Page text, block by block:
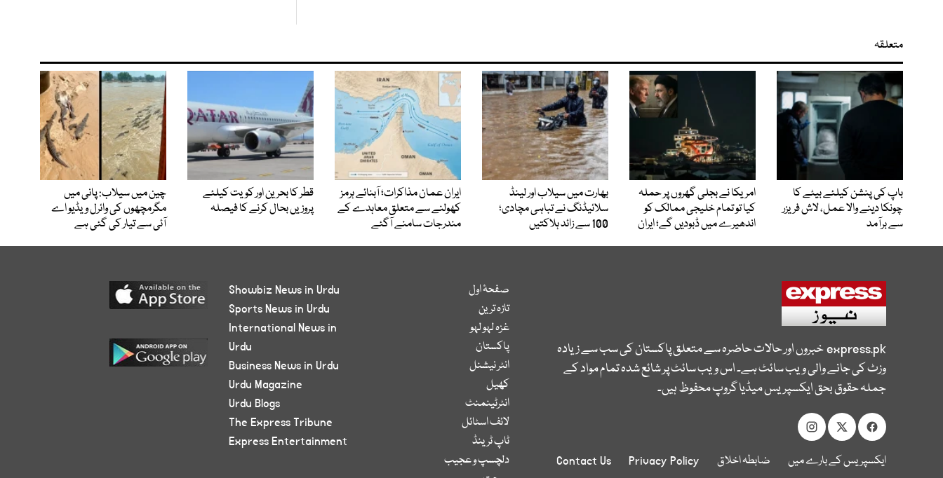
متعلقہ
باپ کی پنشن کیلئے بیٹے کا
چونکا دینے والا عمل، لاش فریزر
سے برآمد
امریکا نے بجلی گھروں پر حملہ
کیا تو تمام خلیجی ممالک کو
اندھیرے میں ڈبودیں گے؛ ایران
بھارت میں سیلاب اور لینڈ
سلائیڈنگ نے تباہی مچادی؛
100 سے زائد ہلاکتیں
ایران عمان مذاکرات؛ آبنائے ہرمز
کھولنے سے متعلق معاہدے کے
مندرجات سامنے آگئے
قطر کا بحرین اور کویت کیلئے
پروزیں بحال کرنے کا فیصلہ
چین میں سیلاب: پانی میں
مگرمچھوں کی وائرل ویڈیو اے
آئی سے تیار کی گئی ہے
express.pkخبروں اور حالات حاضرہ سے متعلق پاکستان کی سب سے زیادہ
وزٹ کی جانے والی ویب سائٹ ہے۔ اس ویب سائٹ پر شائع شدہ تمام مواد کے
جملہ حقوق بحق ایکسپریس میڈیا گروپ محفوظ ہیں۔
ایکسپریس کے بارے میں ضابطہ اخلاق Privacy Policy
Contact Us
صفحۂ اول
تازہ ترین
غزہ لہو لہو
پاکستان
انٹر نیشنل
کھیل
انٹرٹینمنٹ
لائف اسٹائل
ٹاپ ٹرینڈ
دلچسپ و عجیب
Showbiz News in Urdu
Sports News in Urdu
International News in
Urdu
Business News in Urdu
Urdu Magazine
Urdu Blogs
The Express Tribune
Express Entertainment